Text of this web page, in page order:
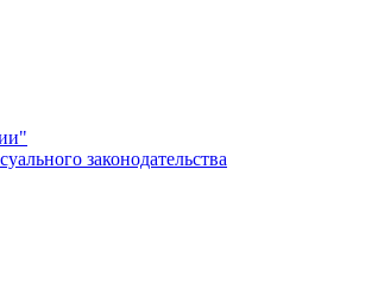
законодательства